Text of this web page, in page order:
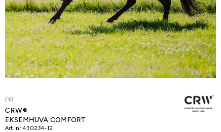
(16)
CRW®
EKSEMHUVA COMFORT
Art. nr 430234-12